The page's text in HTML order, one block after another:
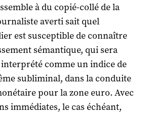
à du copié-collé de la
averti sait quel
est susceptible de connaître
sémantique, qui sera
comme un indice de
subliminal, dans la conduite
pour la zone euro. Avec
immédiates, le cas échéant,